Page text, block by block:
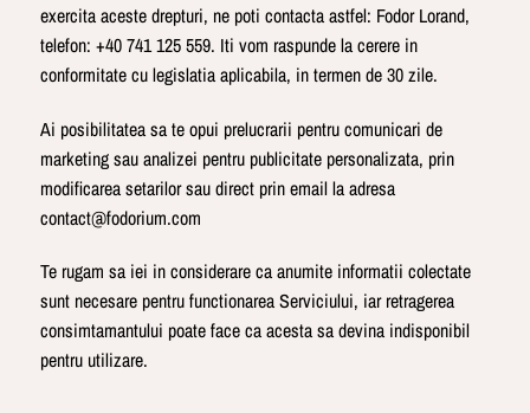
exercita aceste drepturi, ne poti contacta astfel: Fodor Lorand,
telefon: +40 741 125 559. Iti vom raspunde la cerere in
conformitate cu legislatia aplicabila, in termen de 30 zile.
Ai posibilitatea sa te opui prelucrarii pentru comunicari de
marketing sau analizei pentru publicitate personalizata, prin
modificarea setarilor sau direct prin email la adresa
contact@fodorium.com
Te rugam sa iei in considerare ca anumite informatii colectate
sunt necesare pentru functionarea Serviciului, iar retragerea
consimtamantului poate face ca acesta sa devina indisponibil
pentru utilizare.